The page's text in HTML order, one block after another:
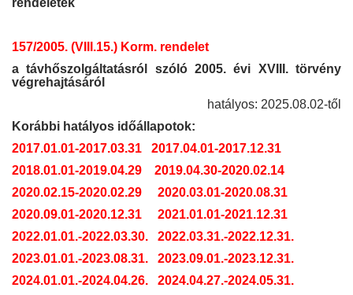
rendeletek
157/2005. (VIII.15.) Korm. rendelet
a távhőszolgáltatásról szóló 2005. évi XVIII. törvény
végrehajtásáról
hatályos: 2025.08.02-től
Korábbi hatályos időállapotok:
2017.01.01-2017.03.31
2017.04.01-2017.12.31
2018.01.01-2019.04.29
2019.04.30-2020.02.14
2020.02.15-2020.02.29
2020.03.01-2020.08.31
2020.09.01-2020.12.31
2021.01.01-2021.12.31
2022.01.01.-2022.03.30.
2022.03.31.-2022.12.31.
2023.01.01.-2023.08.31.
2023.09.01.-2023.12.31.
2024.01.01.-2024.04.26.
2024.04.27.-2024.05.31.